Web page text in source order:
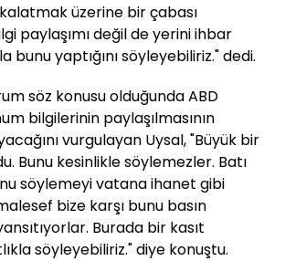
üzerine bir çabası
paylaşımı değil de yerini ihbar
bunu yaptığını söyleyebiliriz." dedi.
söz konusu olduğunda ABD
bilgilerinin paylaşılmasının
vurgulayan Uysal, "Büyük bir
Bunu kesinlikle söylemezler. Batı
söylemeyi vatana ihanet gibi
bize karşı bunu basın
Burada bir kasıt
söyleyebiliriz." diye konuştu.